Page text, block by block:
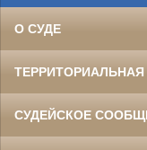
О СУДЕ
СУДЕЙСКОЕ